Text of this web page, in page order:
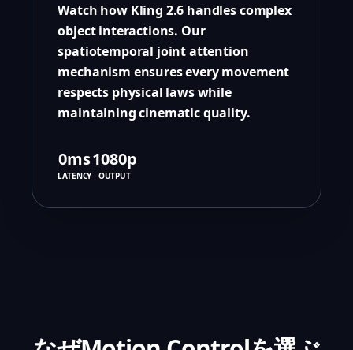
Watch how Kling 2.6 handles complex
object interactions. Our
spatiotemporal joint attention
mechanism ensures every movement
respects physical laws while
maintaining cinematic quality.
0ms
LATENCY
1080p
OUTPUT